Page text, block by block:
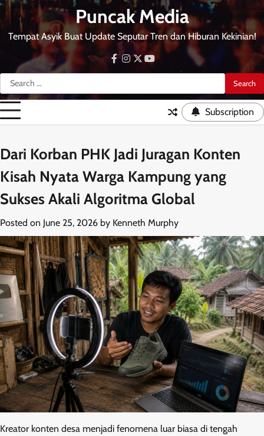
Skip
to
content
Puncak Media
Tempat Asyik Buat Update Seputar Tren dan Hiburan Kekinian!
Search
for:
facebook
instagram
twitteryoutube
Subscription
Dari Korban PHK Jadi Juragan Konten
Kisah Nyata Warga Kampung yang
Sukses Akali Algoritma Global
Posted on June 25, 2026 by Kenneth Murphy
Kreator konten desa menjadi fenomena luar biasa di tengah